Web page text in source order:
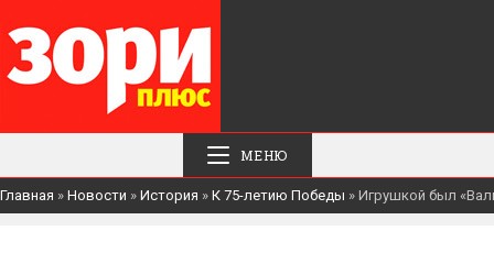
МЕНЮ
Главная » Новости » История » К 75-летию Победы » Игрушкой был